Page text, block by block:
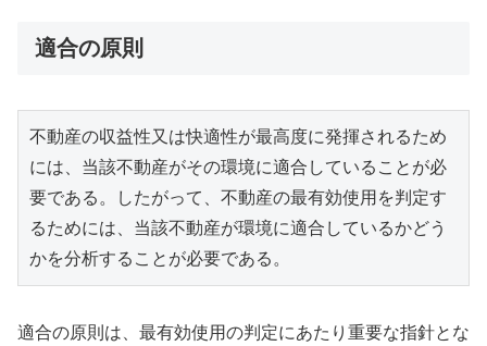
適合の原則
不動産の収益性又は快適性が最高度に発揮されるため
には、当該不動産がその環境に適合していることが必
要である。したがって、不動産の最有効使用を判定す
るためには、当該不動産が環境に適合しているかどう
かを分析することが必要である。
適合の原則は、最有効使用の判定にあたり重要な指針とな